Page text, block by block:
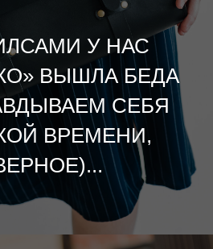
У НАС
ВЫШЛА БЕДА
СЕБЯ
ВРЕМЕНИ,